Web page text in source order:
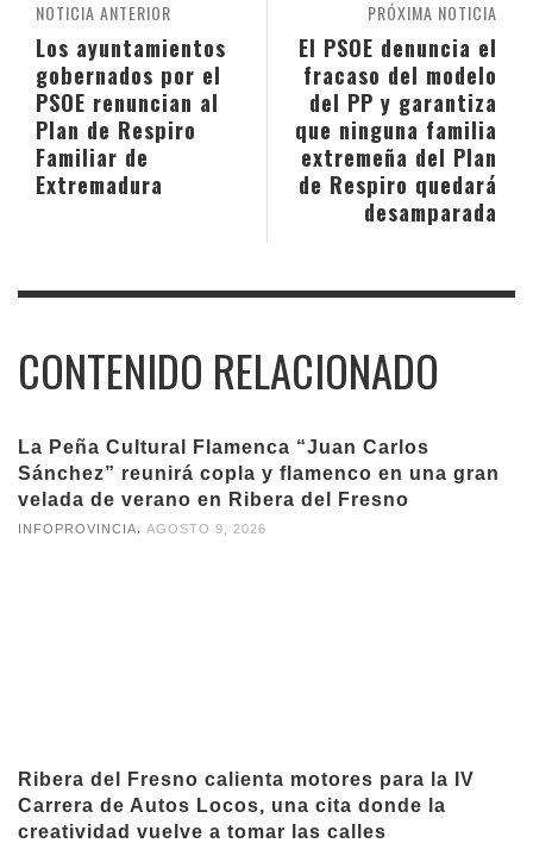
PRÓXIMA NOTICIA
El PSOE denuncia el
fracaso del modelo
del PP y garantiza
que ninguna familia
extremeña del Plan
de Respiro quedará
desamparada
NOTICIA ANTERIOR
Los ayuntamientos
gobernados por el
PSOE renuncian al
Plan de Respiro
Familiar de
Extremadura
CONTENIDO RELACIONADO
La Peña Cultural Flamenca “Juan Carlos
Sánchez” reunirá copla y flamenco en una gran
velada de verano en Ribera del Fresno
INFOPROVINCIA AGOSTO 9, 2026
Ribera del Fresno calienta motores para la IV
Carrera de Autos Locos, una cita donde la
creatividad vuelve a tomar las calles